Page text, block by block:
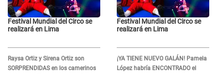
Festival Mundial del Circo se
realizará en Lima
Raysa Ortiz y Sirena Ortiz son
SORPRENDIDAS en los camerinos
Festival Mundial del Circo se
realizará en Lima
¡YA TIENE NUEVO GALÁN! Pamela
López habría ENCONTRADO el